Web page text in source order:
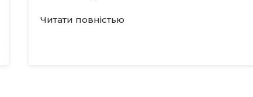
Читати повнiстью